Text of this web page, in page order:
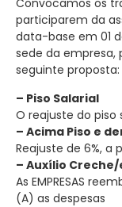
Convocamos os
participarem da
data-base em 01
sede da empresa,
seguinte proposta:
– Piso Salarial
O reajuste do piso
– Acima Piso e
Reajuste de 6%, a
– Auxílio
As EMPRESAS
(A) as despesas